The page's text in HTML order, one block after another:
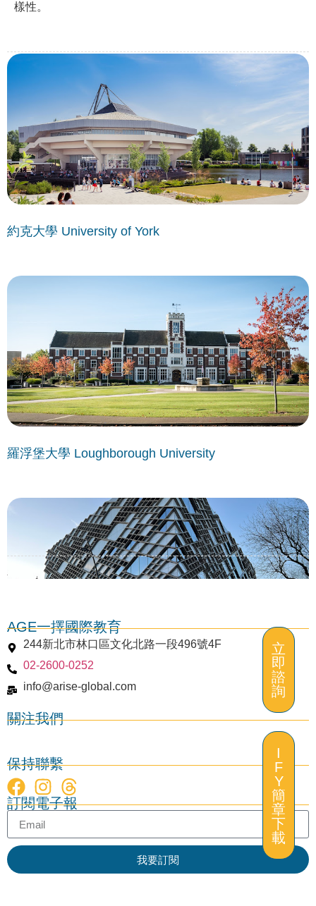
樣性。
約克大學 University of York
羅浮堡大學 Loughborough University
謝菲爾德大學 University of Sheffield
立
即
諮
詢
AGE一擇國際教育
244新北市林口區文化北路一段496號4F
02-2600-0252
info@arise-global.com
關注我們
保持聯繫
訂閱電子報
我要訂閱
立
即
諮
詢
I
F
Y
簡
章
下
載